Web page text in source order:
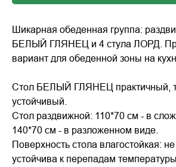
Шикарная обеденная группа:
БЕЛЫЙ ГЛЯНЕЦ и 4 стула ЛОРД.
вариант для обеденной зоны на
Стол БЕЛЫЙ ГЛЯНЕЦ практичный,
устойчивый.
Стол раздвижной: 110*70 см - в
140*70 см - в разложенном виде.
Поверхность стола влагостойкая: не
устойчива к перепадам